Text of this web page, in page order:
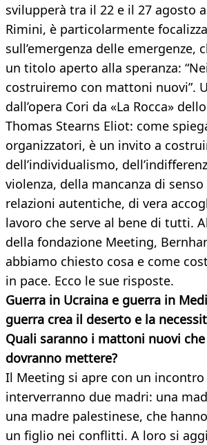
svilupperà tra il 22 e il 27 agosto
Rimini, è particolarmente
sull’emergenza delle emergenze,
un titolo aperto alla speranza:
costruiremo con mattoni nuovi”.
dall’opera Cori da «La Rocca»
Thomas Stearns Eliot: come
organizzatori, è un invito a
dell’individualismo,
violenza, della mancanza di
relazioni autentiche, di vera
lavoro che serve al bene di tutti.
della fondazione Meeting,
abbiamo chiesto cosa e come
in pace. Ecco le sue risposte.
Guerra in Ucraina e guerra in
guerra crea il deserto e la
Quali saranno i mattoni nuovi
dovranno mettere?
Il Meeting si apre con un
interverranno due madri: una
una madre palestinese, che
un figlio nei conflitti. A loro si